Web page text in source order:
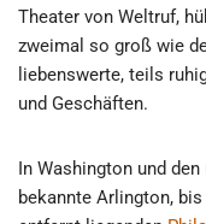
Theater von Weltruf,
zweimal so groß wie
liebenswerte, teils
und Geschäften.
In Washington und
bekannte Arlington,